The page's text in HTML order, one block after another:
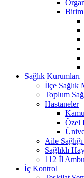
Sağlık Kurumları
İlçe Sağlık
Toplum
Hastaneler
Özel
Aile
Sağlıklı
112 İl
İç Kontrol